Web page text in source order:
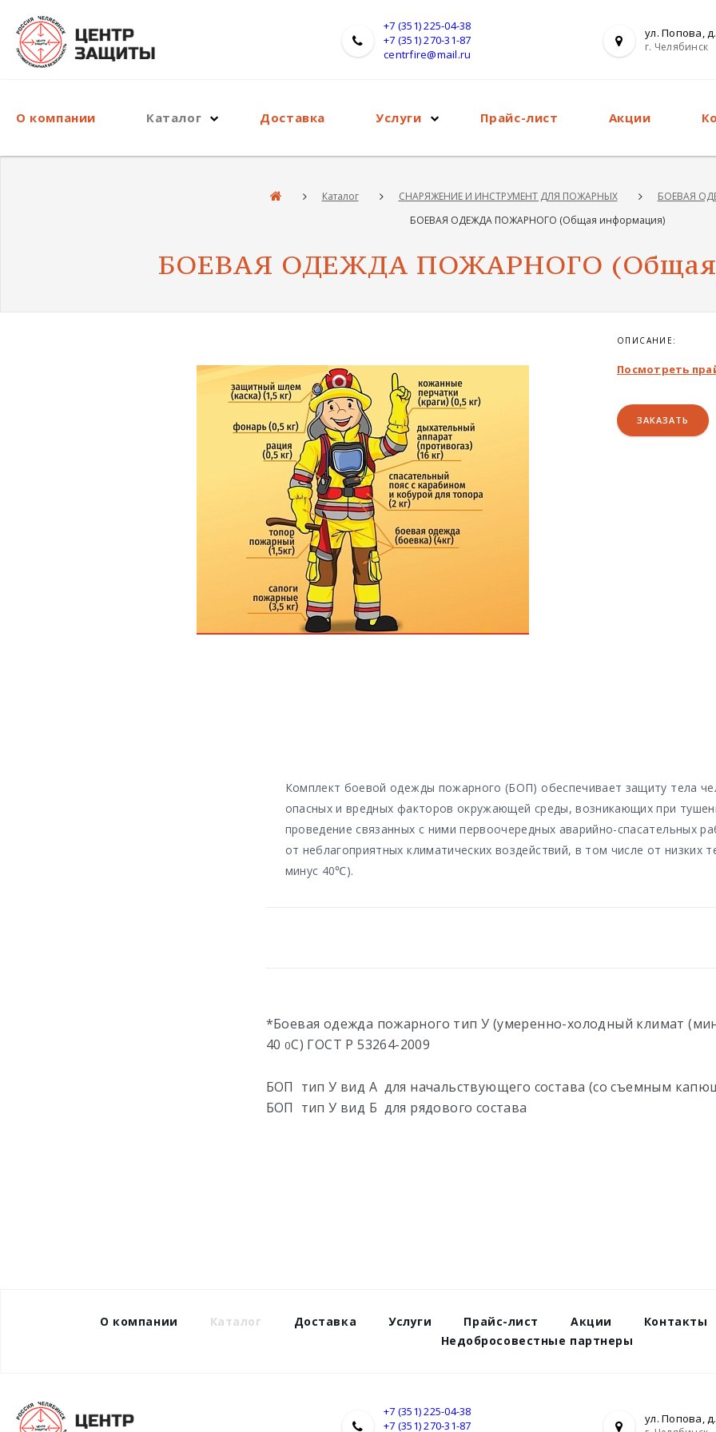
+7 (351) 225-04-38
+7 (351) 270-31-87
centrfire@mail.ru
ул. Попова,
г. Челябинск
О компании Каталог Доставка Услуги Прайс-лист Акции
Каталог СНАРЯЖЕНИЕ И ИНСТРУМЕНТ ДЛЯ ПОЖАРНЫХ
БОЕВАЯ
БОЕВАЯ ОДЕЖДА ПОЖАРНОГО (Общая информация)
БОЕВАЯ ОДЕЖДА ПОЖАРНОГО (Общая
ОПИСАНИЕ:
Посмотреть
ЗАКАЗАТЬ
Комплект боевой одежды пожарного (БОП) обеспечивает защиту тела
опасных и вредных факторов окружающей среды, возникающих при
проведение связанных с ними первоочередных аварийно-спасательных
от неблагоприятных климатических воздействий, в том числе от низких
минус 40℃).
*Боевая одежда пожарного тип У (умеренно-холодный климат
40 0С) ГОСТ Р 53264-2009
БОП тип У вид А для начальствующего состава (со съемным
БОП тип У вид Б для рядового состава
О компании Каталог Доставка Услуги Прайс-лист Акции Контакты
Недобросовестные партнеры
+7 (351) 225-04-38
+7 (351) 270-31-87
ул. Попова,